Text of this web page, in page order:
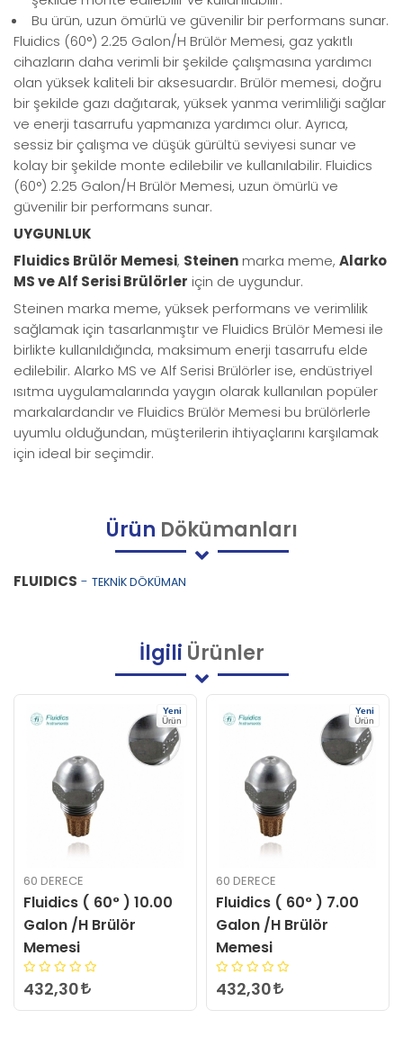
Bu ürün, uzun ömürlü ve güvenilir bir performans sunar.
Fluidics (60°) 2.25 Galon/H Brülör Memesi, gaz yakıtlı
cihazların daha verimli bir şekilde çalışmasına yardımcı
olan yüksek kaliteli bir aksesuardır. Brülör memesi, doğru
bir şekilde gazı dağıtarak, yüksek yanma verimliliği sağlar
ve enerji tasarrufu yapmanıza yardımcı olur. Ayrıca,
sessiz bir çalışma ve düşük gürültü seviyesi sunar ve
kolay bir şekilde monte edilebilir ve kullanılabilir. Fluidics
(60°) 2.25 Galon/H Brülör Memesi, uzun ömürlü ve
güvenilir bir performans sunar.
UYGUNLUK
Fluidics Brülör Memesi, Steinen marka meme, Alarko
MS ve Alf Serisi Brülörler için de uygundur.
Steinen marka meme, yüksek performans ve verimlilik
sağlamak için tasarlanmıştır ve Fluidics Brülör Memesi ile
birlikte kullanıldığında, maksimum enerji tasarrufu elde
edilebilir. Alarko MS ve Alf Serisi Brülörler ise, endüstriyel
ısıtma uygulamalarında yaygın olarak kullanılan popüler
markalardandır ve Fluidics Brülör Memesi bu brülörlerle
uyumlu olduğundan, müşterilerin ihtiyaçlarını karşılamak
için ideal bir seçimdir.
Ürün Dökümanları
FLUIDICS - TEKNİK DÖKÜMAN
İlgili Ürünler
Yeni
Ürün
60 DERECE
Fluidics ( 60° ) 10.00
Galon /H Brülör
Memesi
432,30
Yeni
Ürün
60 DERECE
Fluidics ( 60° ) 7.00
Galon /H Brülör
Memesi
432,30